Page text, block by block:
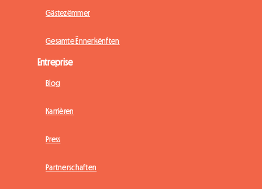
Gästezëmmer
Gesamte Ënnerkënften
Entreprise
Blog
Karrièren
Press
Partnerschaften